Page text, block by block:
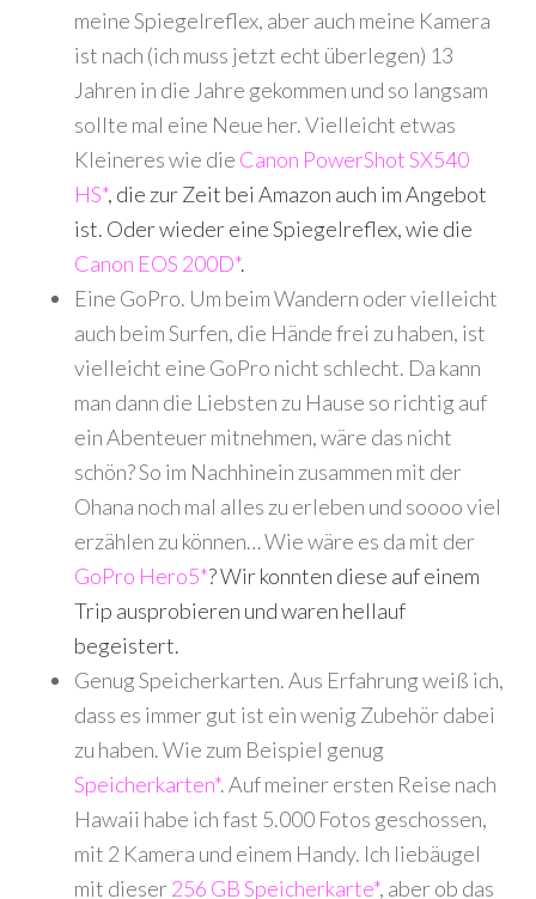
meine Spiegelreflex, aber auch meine Kamera
ist nach (ich muss jetzt echt überlegen) 13
Jahren in die Jahre gekommen und so langsam
sollte mal eine Neue her. Vielleicht etwas
Kleineres wie die Canon PowerShot SX540
HS*, die zur Zeit bei Amazon auch im Angebot
ist. Oder wieder eine Spiegelreflex, wie die
Canon EOS 200D*.
Eine GoPro. Um beim Wandern oder vielleicht
auch beim Surfen, die Hände frei zu haben, ist
vielleicht eine GoPro nicht schlecht. Da kann
man dann die Liebsten zu Hause so richtig auf
ein Abenteuer mitnehmen, wäre das nicht
schön? So im Nachhinein zusammen mit der
Ohana noch mal alles zu erleben und soooo viel
erzählen zu können… Wie wäre es da mit der
GoPro Hero5*? Wir konnten diese auf einem
Trip ausprobieren und waren hellauf
begeistert.
Genug Speicherkarten. Aus Erfahrung weiß ich,
dass es immer gut ist ein wenig Zubehör dabei
zu haben. Wie zum Beispiel genug
Speicherkarten*. Auf meiner ersten Reise nach
Hawaii habe ich fast 5.000 Fotos geschossen,
mit 2 Kamera und einem Handy. Ich liebäugel
mit dieser256 GB Speicherkarte*, aber ob das